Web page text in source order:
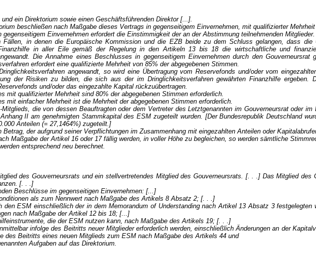
ein Direktorium sowie einen Geschäftsführenden Direktor [...].
beschließen nach Maßgabe dieses Vertrags in gegenseitigem Einvernehmen, mit qualifizierter
Einvernehmen erfordert die Einstimmigkeit der an der Abstimmung teilnehmenden
in denen die Europäische Kommission und die EZB beide zu dem Schluss gelangen, dass die
in aller Eile gemäß der Regelung in den Artikeln 13 bis 18 die wirtschaftliche und
Die Annahme eines Beschlusses in gegenseitigem Einvernehmen durch den
erfordert eine qualifizierte Mehrheit von 85% der abgegebenen Stimmen.
angewandt, so wird eine Übertragung vom Reservefonds und/oder vom
der Risiken zu bilden, die sich aus der im Dringlichkeitsverfahren gewährten Finanzhilfe ergeben.
und/oder das eingezahlte Kapital rückzuübertragen.
mit qualifizierter Mehrheit sind 80% der abgegebenen Stimmen erforderlich.
mit einfacher Mehrheit ist die Mehrheit der abgegebenen Stimmen erforderlich.
die von dessen Beauftragten oder dem Vertreter des Letztgenannten im Gouverneursrat oder
II am genehmigten Stammkapital des ESM zugeteilt wurden. [Der Bundesrepublik Deutschland
Anteilen (= 27,1464%) zugeteilt.]
der aufgrund seiner Verpflichtungen im Zusammenhang mit eingezahlten Anteilen oder
Maßgabe der Artikel 16 oder 17 fällig werden, in voller Höhe zu begleichen, so werden sämtliche
entsprechend neu berechnet.
des Gouverneursrats und ein stellvertretendes Mitglied des Gouverneursrats. [. . .] Das Mitglied
[. . .]
Beschlüsse im gegenseitigen Einvernehmen: [...]
als zum Nennwert nach Maßgabe des Artikels 8 Absatz 2; [. . .]
den ESM einschließlich der in dem Memorandum of Understanding nach Artikel 13 Absatz 3
nach Maßgabe der Artikel 12 bis 18; [...]
die der ESM nutzen kann, nach Maßgabe des Artikels 19; [. . .]
infolge des Beitritts neuer Mitglieder erforderlich werden, einschließlich Änderungen an der
des Beitritts eines neuen Mitglieds zum ESM nach Maßgabe des Artikels 44 und
Aufgaben auf das Direktorium.